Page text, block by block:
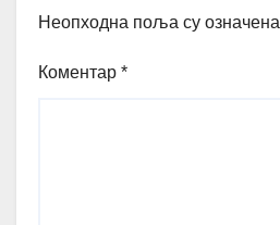
Неопходна поља су означена
Коментар *